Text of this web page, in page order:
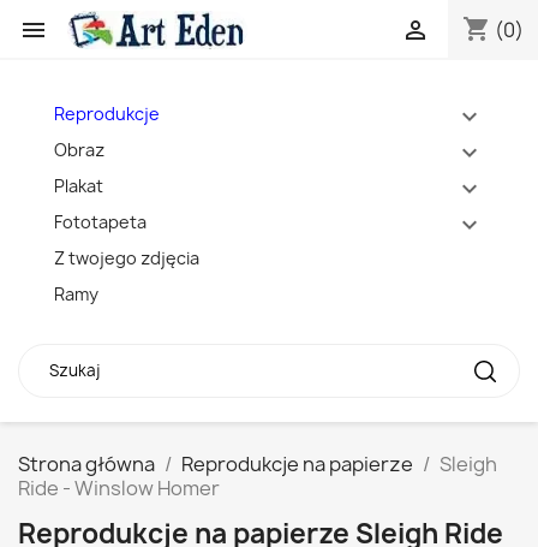
 shopping_cart (0)

expand_more
Reprodukcje
expand_more
Obraz
expand_more
Plakat
expand_more
Fototapeta
Z twojego zdjęcia
Ramy
Strona główna Reprodukcje na papierze
Sleigh
Ride - Winslow Homer
Reprodukcje na papierze Sleigh Ride